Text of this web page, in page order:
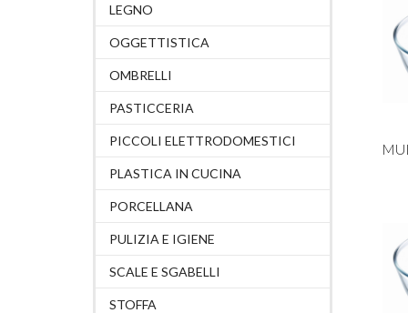
LEGNO
OGGETTISTICA
OMBRELLI
PASTICCERIA
PICCOLI ELETTRODOMESTICI
PLASTICA IN CUCINA
PORCELLANA
PULIZIA E IGIENE
SCALE E SGABELLI
STOFFA